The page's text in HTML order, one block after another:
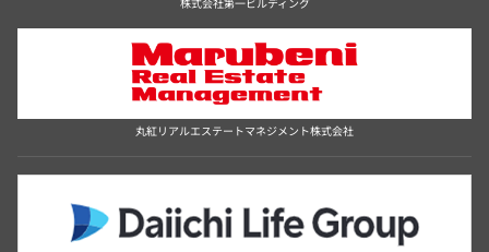
丸紅リアルエステートマネジメント株式会社